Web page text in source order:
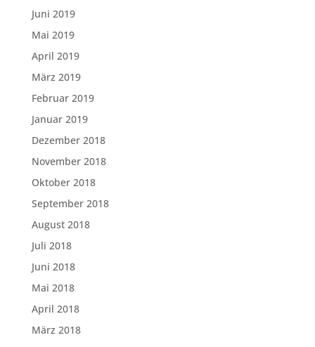
Juni 2019
Mai 2019
April 2019
März 2019
Februar 2019
Januar 2019
Dezember 2018
November 2018
Oktober 2018
September 2018
August 2018
Juli 2018
Juni 2018
Mai 2018
April 2018
März 2018